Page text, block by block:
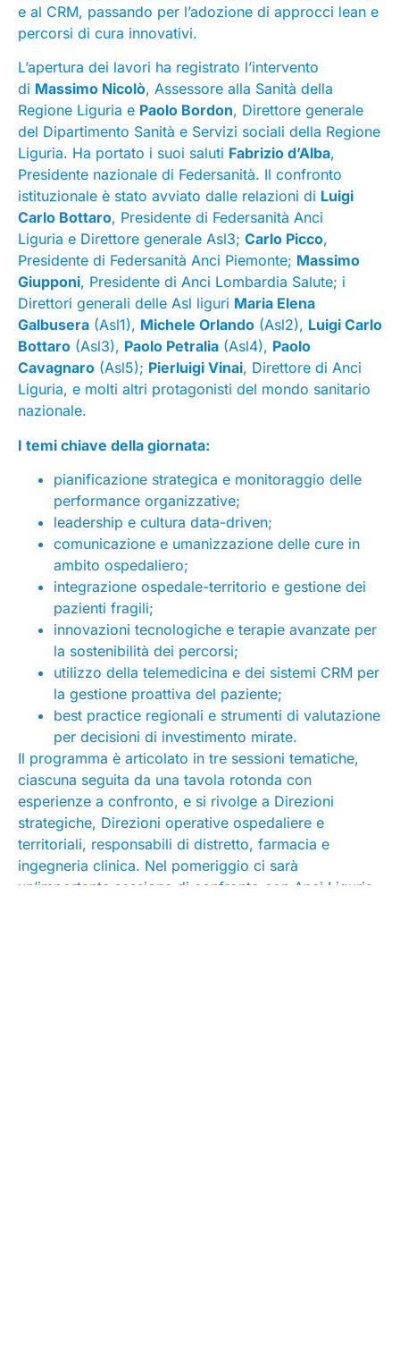
e al CRM, passando per l’adozione di approcci lean e
percorsi di cura innovativi.
L’apertura dei lavori ha registrato l’intervento
di Massimo Nicolò, Assessore alla Sanità della
Regione Liguria e Paolo Bordon, Direttore generale
del Dipartimento Sanità e Servizi sociali della Regione
Liguria. Ha portato i suoi saluti Fabrizio d’Alba,
Presidente nazionale di Federsanità. Il confronto
istituzionale è stato avviato dalle relazioni di Luigi
Carlo Bottaro, Presidente di Federsanità Anci
Liguria e Direttore generale Asl3; Carlo Picco,
Presidente di Federsanità Anci Piemonte; Massimo
Giupponi, Presidente di Anci Lombardia Salute; i
Direttori generali delle Asl liguri Maria Elena
Galbusera (Asl1), Michele Orlando (Asl2), Luigi Carlo
Bottaro (Asl3), Paolo Petralia (Asl4), Paolo
Cavagnaro (Asl5); Pierluigi Vinai, Direttore di Anci
Liguria, e molti altri protagonisti del mondo sanitario
nazionale.
I temi chiave della giornata:
pianificazione strategica e monitoraggio delle
performance organizzative;
leadership e cultura data-driven;
comunicazione e umanizzazione delle cure in
ambito ospedaliero;
integrazione ospedale-territorio e gestione dei
pazienti fragili;
innovazioni tecnologiche e terapie avanzate per
la sostenibilità dei percorsi;
utilizzo della telemedicina e dei sistemi CRM per
la gestione proattiva del paziente;
best practice regionali e strumenti di valutazione
per decisioni di investimento mirate.
Il programma è articolato in tre sessioni tematiche,
ciascuna seguita da una tavola rotonda con
esperienze a confronto, e si rivolge a Direzioni
strategiche, Direzioni operative ospedaliere e
territoriali, responsabili di distretto, farmacia e
ingegneria clinica. Nel pomeriggio ci sarà
un’importante sessione di confronto con Anci Liguria.